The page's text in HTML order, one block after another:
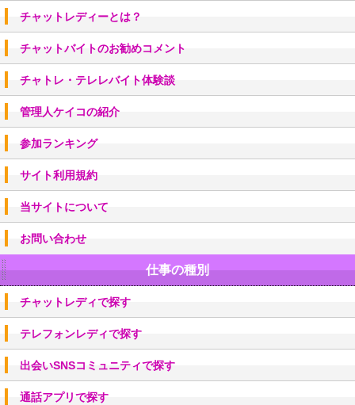
チャットレディーとは？
チャットバイトのお勧めコメント
チャトレ・テレレバイト体験談
管理人ケイコの紹介
参加ランキング
サイト利用規約
当サイトについて
お問い合わせ
仕事の種別
チャットレディで探す
テレフォンレディで探す
出会いSNSコミュニティで探す
通話アプリで探す